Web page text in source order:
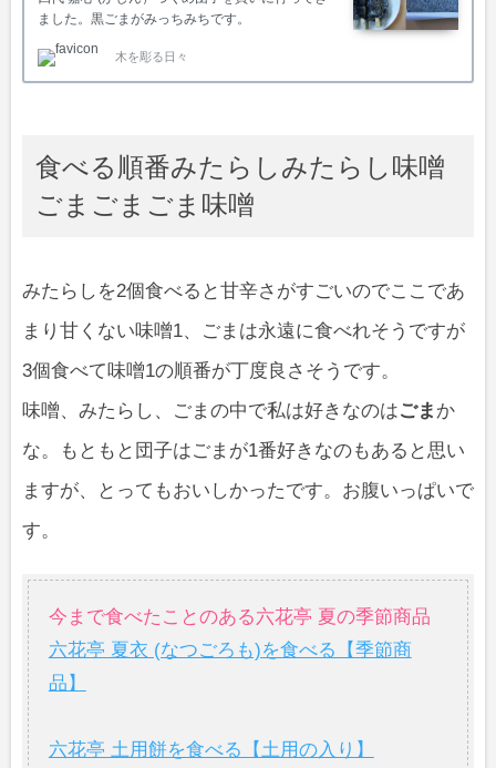
ました。黒ごまがみっちみちです。
木を彫る日々
食べる順番みたらしみたらし味噌
ごまごまごま味噌
みたらしを2個食べると甘辛さがすごいのでここであ
まり甘くない味噌1、ごまは永遠に食べれそうですが
3個食べて味噌1の順番が丁度良さそうです。
味噌、みたらし、ごまの中で私は好きなのはごま か
な。もともと団子はごまが1番好きなのもあると思い
ますが、とってもおいしかったです。お腹いっぱいで
す。
今まで食べたことのある六花亭 夏の季節商品
六花亭 夏衣 (なつごろも)を食べる【季節商
品】
六花亭 土用餅を食べる【土用の入り】